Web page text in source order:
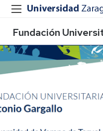
Fundación